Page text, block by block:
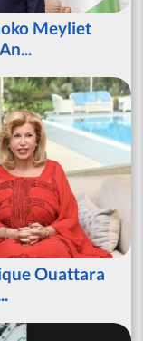
Meyliet
Ouattara